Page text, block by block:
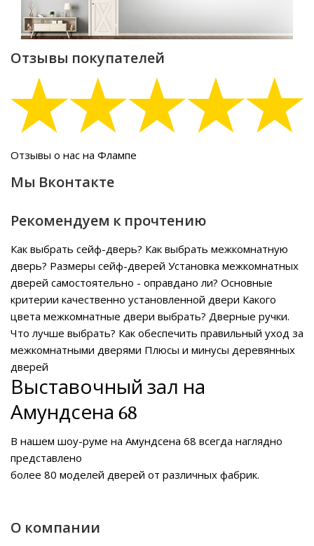
Отзывы покупателей
Отзывы о нас на Флампе
Мы Вконтакте
Рекомендуем к прочтению
Как выбрать сейф-дверь? Как выбрать межкомнатную
дверь? Размеры сейф-дверей Установка межкомнатных
дверей самостоятельно - оправдано ли? Основные
критерии качественно установленной двери Какого
цвета межкомнатные двери выбрать? Дверные ручки.
Что лучше выбрать? Как обеспечить правильный уход за
межкомнатными дверями Плюсы и минусы деревянных
дверей
Выставочный зал на
Амундсена 68
В нашем шоу-руме на Амундсена 68 всегда наглядно
представлено
более 80 моделей дверей от различных фабрик.
О компании